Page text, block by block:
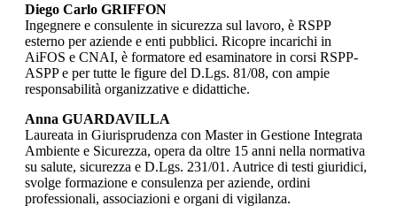
Diego Carlo GRIFFON
Ingegnere e consulente in sicurezza sul lavoro, è RSPP
esterno per aziende e enti pubblici. Ricopre incarichi in
AiFOS e CNAI, è formatore ed esaminatore in corsi RSPP-
ASPP e per tutte le figure del D.Lgs. 81/08, con ampie
responsabilità organizzative e didattiche.
Anna GUARDAVILLA
Laureata in Giurisprudenza con Master in Gestione Integrata
Ambiente e Sicurezza, opera da oltre 15 anni nella normativa
su salute, sicurezza e D.Lgs. 231/01. Autrice di testi giuridici,
svolge formazione e consulenza per aziende, ordini
professionali, associazioni e organi di vigilanza.